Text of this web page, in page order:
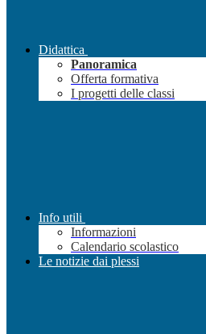
Didattica
Panoramica
Offerta formativa
I progetti delle classi
Info utili
Informazioni
Calendario scolastico
Le notizie dai plessi